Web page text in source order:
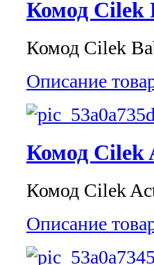
Комод Cilek
Комод Cilek
Описание
Комод Cilek
Комод Cilek
Описание